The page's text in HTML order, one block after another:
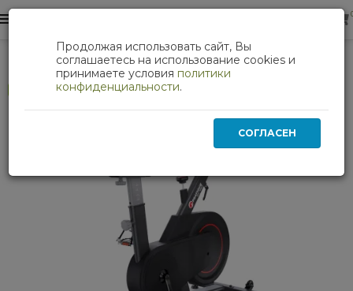
Кардиотренажеры Спин-байк DFC PRATIQUE
Продолжая использовать сайт, Вы
соглашаетесь на использование cookies и
принимаете условия политики
конфиденциальности.
СОГЛАСЕН